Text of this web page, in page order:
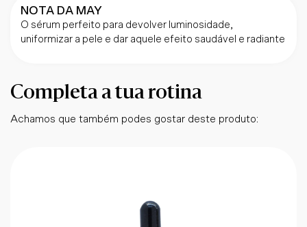
NOTA DA MAY
O sérum perfeito para devolver luminosidade,
uniformizar a pele e dar aquele efeito saudável e radiante
Completa a tua rotina
Achamos que também podes gostar deste produto: